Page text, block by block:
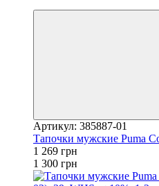
Артикул: 385887-01
Тапочки мужские Puma
1 269 грн
1 300 грн